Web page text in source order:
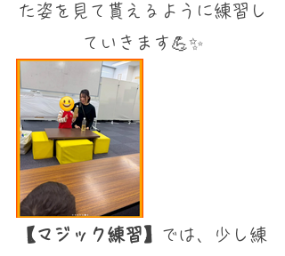
た姿を見て貰えるように練習し
ていきます💪✨
【マジック練習】 では、少し練